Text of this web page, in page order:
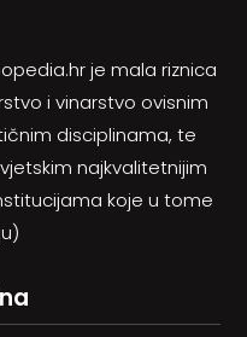
je mala riznica
i vinarstvo ovisnim
disciplinama, te
najkvalitetnijim
koje u tome